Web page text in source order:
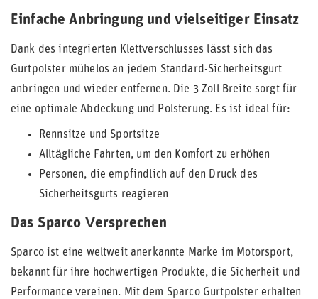
Einfache Anbringung und vielseitiger Einsatz
Dank des integrierten Klettverschlusses lässt sich das
Gurtpolster mühelos an jedem Standard-Sicherheitsgurt
anbringen und wieder entfernen. Die 3 Zoll Breite sorgt für
eine optimale Abdeckung und Polsterung. Es ist ideal für:
Rennsitze und Sportsitze
Alltägliche Fahrten, um den Komfort zu erhöhen
Personen, die empfindlich auf den Druck des
Sicherheitsgurts reagieren
Das Sparco Versprechen
Sparco ist eine weltweit anerkannte Marke im Motorsport,
bekannt für ihre hochwertigen Produkte, die Sicherheit und
Performance vereinen. Mit dem Sparco Gurtpolster erhalten